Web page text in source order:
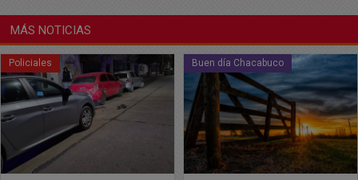
MÁS NOTICIAS
Buen día Chacabuco Buen día Chacabuco